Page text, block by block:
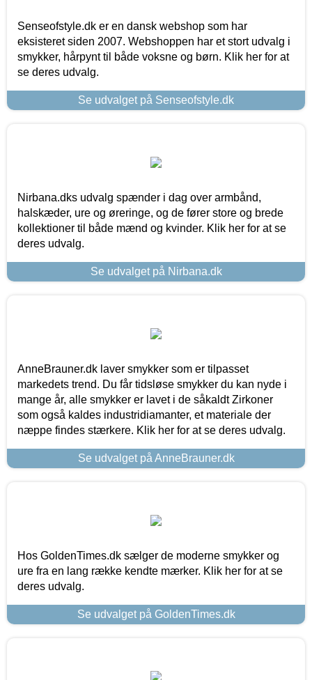
Senseofstyle.dk er en dansk webshop som har
eksisteret siden 2007. Webshoppen har et stort udvalg i
smykker, hårpynt til både voksne og børn. Klik her for at
se deres udvalg.
Se udvalget på Senseofstyle.dk
Nirbana.dks udvalg spænder i dag over armbånd,
halskæder, ure og øreringe, og de fører store og brede
kollektioner til både mænd og kvinder. Klik her for at se
deres udvalg.
Se udvalget på Nirbana.dk
AnneBrauner.dk laver smykker som er tilpasset
markedets trend. Du får tidsløse smykker du kan nyde i
mange år, alle smykker er lavet i de såkaldt Zirkoner
som også kaldes industridiamanter, et materiale der
næppe findes stærkere. Klik her for at se deres udvalg.
Se udvalget på AnneBrauner.dk
Hos GoldenTimes.dk sælger de moderne smykker og
ure fra en lang række kendte mærker. Klik her for at se
deres udvalg.
Se udvalget på GoldenTimes.dk